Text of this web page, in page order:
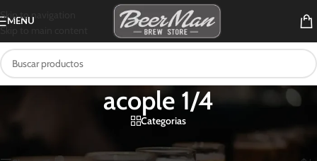
Skip to navigation
Skip to main content
MENU
acople 1/4
Categorias
Mostrando los 3 resultados